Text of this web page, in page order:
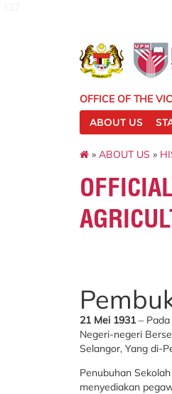
OFFICE OF THE
ABOUT US
» ABOUT US »
21 Mei 1931 –
Negeri-negeri
Selangor, Yang di-
Penubuhan
menyediakan